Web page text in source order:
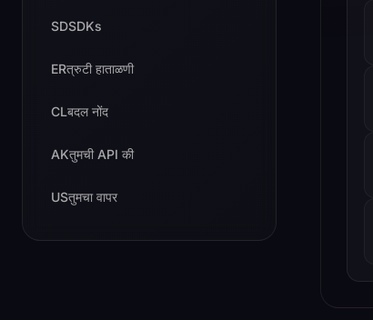
SDSDKs
ERत्रुटी हाताळणी
CLबदल नोंद
AKतुमची API की
USतुमचा वापर